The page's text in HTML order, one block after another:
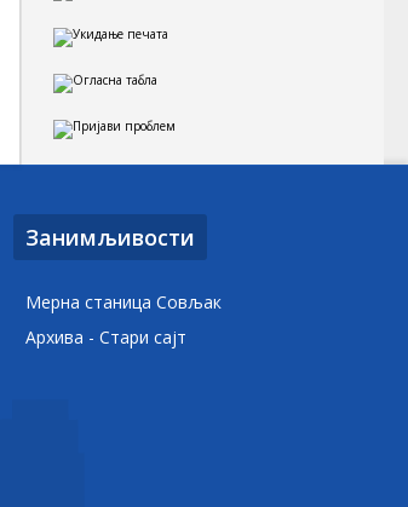
Занимљивости
Мерна станица Совљак
Архива - Стари сајт